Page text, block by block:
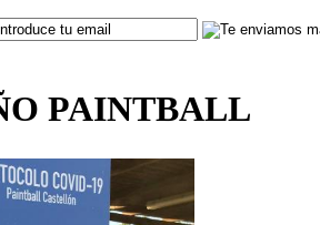
PAINTBALL